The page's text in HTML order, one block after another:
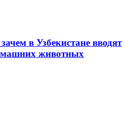
в Узбекистане вводят
животных